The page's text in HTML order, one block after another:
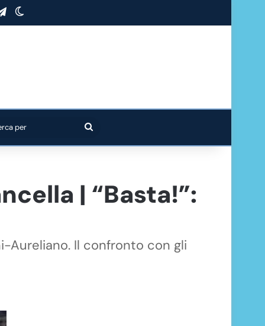
Telegram
Cerca
per
| “Basta!”:
Aureliano. Il confronto con gli